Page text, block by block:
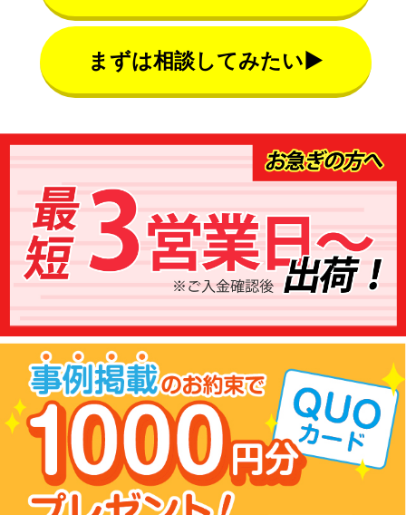
まずは相談してみたい▶